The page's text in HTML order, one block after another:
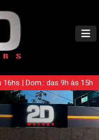
16hs | Dom.: das 9h às 15h